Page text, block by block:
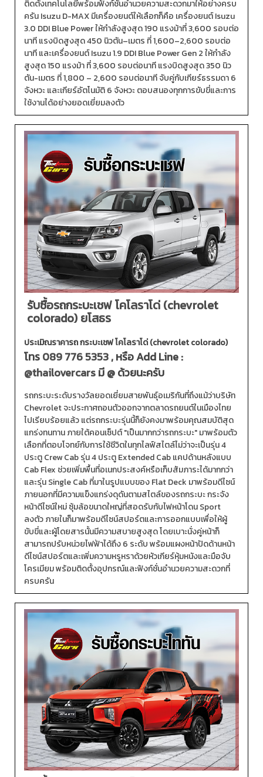
ติดตั้งเทคโนโลยีพร้อมฟังก์ชันอำนวยความสะดวกมาให้อย่างครบ
ครัน Isuzu D-MAX มีเครื่องยนต์ให้เลือกก็คือ เครื่องยนต์ Isuzu
3.0 DDI Blue Power ให้กำลังสูงสุด 190 แรงม้าที่ 3,600 รอบต่อ
นาที แรงบิดสูงสุด 450 นิวตัน–เมตร ที่ 1,600–2,600 รอบต่อ
นาที และเครื่องยนต์ Isuzu 1.9 DDI Blue Power Gen 2 ให้กำลัง
สูงสุด 150 แรงม้า ที่ 3,600 รอบต่อนาที แรงบิดสูงสุด 350 นิว
ตัน-เมตร ที่ 1,800 – 2,600 รอบต่อนาที จับคู่กับเกียร์ธรรมดา 6
จังหวะ และเกียร์อัตโนมัติ 6 จังหวะ ตอบสนองทุกการขับขี่และการ
ใช้งานได้อย่างยอดเยี่ยมลงตัว
รับซื้อรถกระบะเชฟ โคโลราโด่ (chevrolet
colorado) ยโสธร
ประเมิณราคารถ กระบะเชฟ โคโลราโด่ (chevrolet colorado)
โทร089 776 5353, หรือ Add Line :
@thailovercarsมี @ ด้วยนะครับ
รถกระบะระดับรางวัลยอดเยี่ยมสายพันธุ์อเมริกันที่ถึงแม้ว่าบริษัท
Chevrolet จะประกาศถอนตัวออกจากตลาดรถยนต์ในเมืองไทย
ไปเรียบร้อยแล้ว แต่รถกระบะรุ่นนี้ก็ยังคงมาพร้อมคุณสมบัติสุด
แกร่งทนทาน ภายใต้คอนเซ็ปต์ "เป็นมากกว่ารถกระบะ" มาพร้อมตัว
เลือกที่ตอบโจทย์กับการใช้ชีวิตในทุกไลฟ์สไตล์ไม่ว่าจะเป็นรุ่น 4
ประตู Crew Cab รุ่น 4 ประตู Extended Cab แคปด้านหลังแบบ
Cab Flex ช่วยเพิ่มพื้นที่อเนกประสงค์หรือเก็บสัมภาระได้มากกว่า
และรุ่น Single Cab ที่มาในรูปแบบของ Flat Deck มาพร้อมดีไซน์
ภายนอกที่มีความแข็งแกร่งดุดันตามสไตล์ของรถกระบะ กระจัง
หน้าดีไซน์ใหม่ ซุ้มล้อขนาดใหญ่ที่สอดรับกับไฟหน้าโดน Sport
ลงตัว ภายในก็มาพร้อมดีไซน์สปอร์ตและการออกแบบเพื่อให้ผู้
ขับขี่และผู้โดยสารนั้นมีความสบายสูงสุด โดยเบาะนั่งคู่หน้าก็
สามารถปรับหน่วยไฟฟ้าได้ถึง 6 ระดับ พร้อมแผงหน้าปัดด้านหน้า
ดีไซน์สปอร์ตและเพิ่มความหรูหราด้วยหัวเกียร์หุ้มหนังและมือจับ
โครเมียม พร้อมติดตั้งอุปกรณ์และฟังก์ชั่นอำนวยความสะดวกที่
ครบครัน